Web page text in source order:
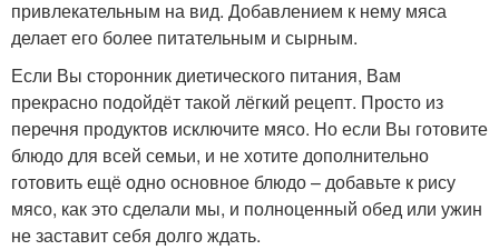
привлекательным на вид. Добавлением к нему мяса
делает его более питательным и сырным.
Если Вы сторонник диетического питания, Вам
прекрасно подойдёт такой лёгкий рецепт. Просто из
перечня продуктов исключите мясо. Но если Вы готовите
блюдо для всей семьи, и не хотите дополнительно
готовить ещё одно основное блюдо – добавьте к рису
мясо, как это сделали мы, и полноценный обед или ужин
не заставит себя долго ждать.